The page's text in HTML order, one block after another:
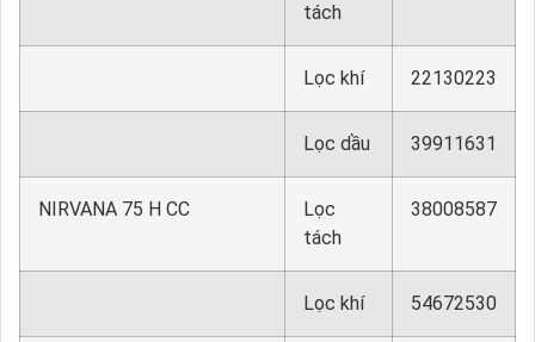
tách
Lọc khí 22130223
Lọc dầu 39911631
NIRVANA 75 H CC
Lọc
tách
38008587
Lọc khí 54672530